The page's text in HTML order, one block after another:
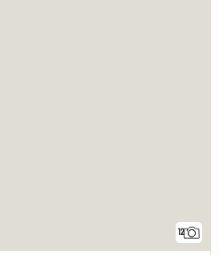
12